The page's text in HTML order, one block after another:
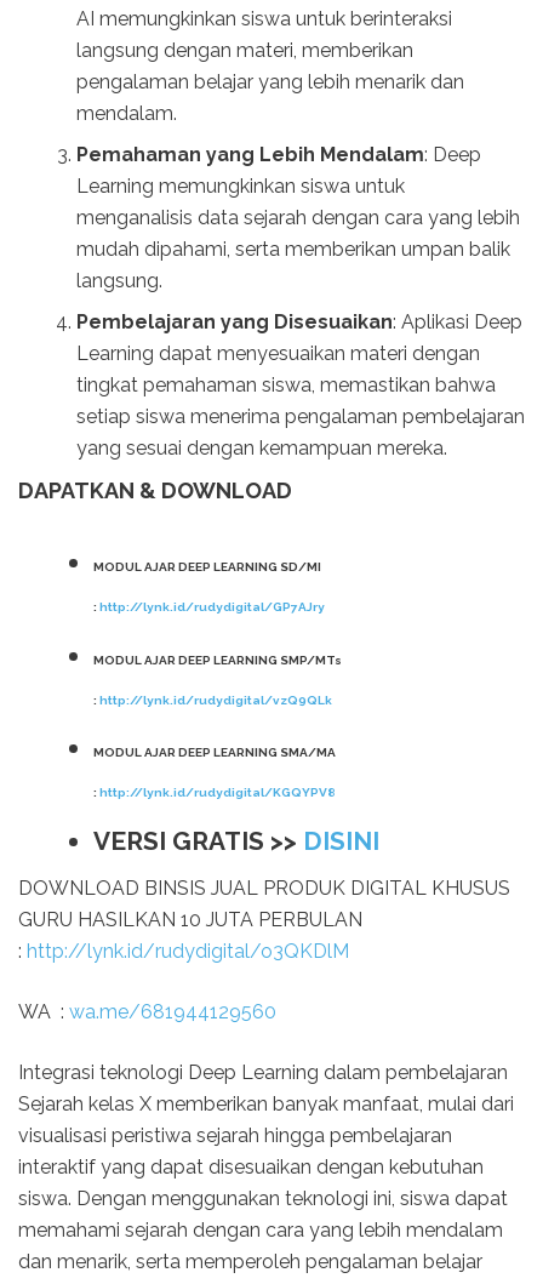
AI memungkinkan siswa untuk berinteraksi
langsung dengan materi, memberikan
pengalaman belajar yang lebih menarik dan
mendalam.
Pemahaman yang Lebih Mendalam: Deep
Learning memungkinkan siswa untuk
menganalisis data sejarah dengan cara yang lebih
mudah dipahami, serta memberikan umpan balik
langsung.
Pembelajaran yang Disesuaikan: Aplikasi Deep
Learning dapat menyesuaikan materi dengan
tingkat pemahaman siswa, memastikan bahwa
setiap siswa menerima pengalaman pembelajaran
yang sesuai dengan kemampuan mereka.
DAPATKAN & DOWNLOAD
MODUL AJAR DEEP LEARNING SD/MI
: http://lynk.id/rudydigital/GP7AJry
MODUL AJAR DEEP LEARNING SMP/MTs
:http://lynk.id/rudydigital/vzQ9QLk
MODUL AJAR DEEP LEARNING SMA/MA
:http://lynk.id/rudydigital/KGQYPV8
VERSI GRATIS >> DISINI
DOWNLOAD BINSIS JUAL PRODUK DIGITAL KHUSUS
GURU HASILKAN 10 JUTA PERBULAN
: http://lynk.id/rudydigital/o3QKDlM
WA : wa.me/681944129560
Integrasi teknologi Deep Learning dalam pembelajaran
Sejarah kelas X memberikan banyak manfaat, mulai dari
visualisasi peristiwa sejarah hingga pembelajaran
interaktif yang dapat disesuaikan dengan kebutuhan
siswa. Dengan menggunakan teknologi ini, siswa dapat
memahami sejarah dengan cara yang lebih mendalam
dan menarik, serta memperoleh pengalaman belajar